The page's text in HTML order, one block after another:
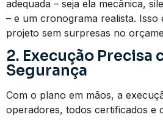
adequada – seja ela mecânica,
– e um cronograma realista. Isso
projeto sem surpresas no
2. Execução Precisa
Segurança
Com o plano em mãos, a
operadores, todos certificados e